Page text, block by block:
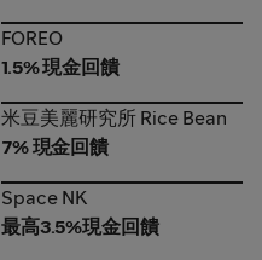
FOREO
FOREO
1.5% 現金回饋
米豆美麗研究所 Rice Bean
米豆美麗研究所 Rice Bean
7% 現金回饋
Space NK
Space NK
最高3.5%現金回饋